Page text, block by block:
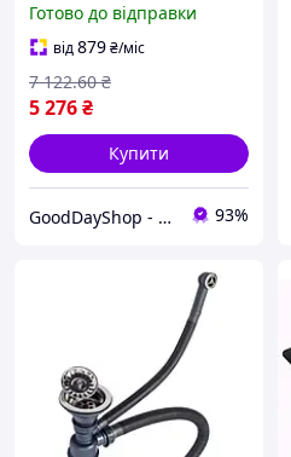
монтажу та
функціонального
використання
Готово до відправки
від879₴/міс
5 276₴
7 122.60 ₴
Купити
GoodDayShop - Онлайн магазин різноманітних товарів 93%